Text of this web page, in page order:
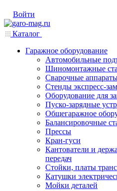
Войти
Каталог
Гаражное оборудование
Автомобильные
Шиномонтажные
Сварочные
Стенды экспресс-
Оборудование для
Пуско-зарядные
Общегаражное
Балансировочные
Прессы
Кран-гуси
Кантователи и
передач
Стойки, платы
Катушки
Мойки деталей